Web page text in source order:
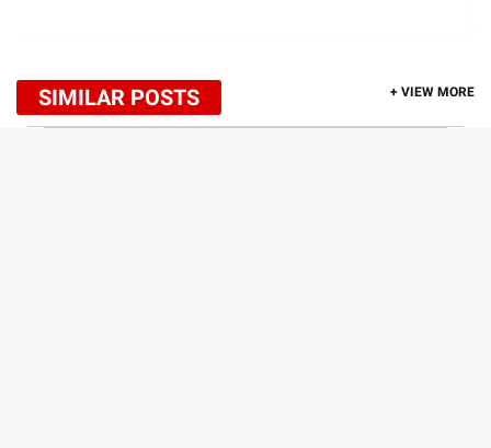
SIMILAR POSTS + VIEW MORE